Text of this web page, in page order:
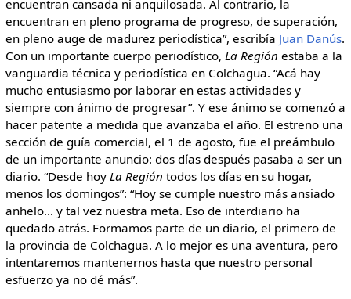
encuentran cansada ni anquilosada. Al contrario, la
encuentran en pleno programa de progreso, de superación,
en pleno auge de madurez periodística”, escribía Juan Danús.
Con un importante cuerpo periodístico, La Región estaba a la
vanguardia técnica y periodística en Colchagua. “Acá hay
mucho entusiasmo por laborar en estas actividades y
siempre con ánimo de progresar”. Y ese ánimo se comenzó a
hacer patente a medida que avanzaba el año. El estreno una
sección de guía comercial, el 1 de agosto, fue el preámbulo
de un importante anuncio: dos días después pasaba a ser un
diario. “Desde hoy La Región todos los días en su hogar,
menos los domingos”: “Hoy se cumple nuestro más ansiado
anhelo… y tal vez nuestra meta. Eso de interdiario ha
quedado atrás. Formamos parte de un diario, el primero de
la provincia de Colchagua. A lo mejor es una aventura, pero
intentaremos mantenernos hasta que nuestro personal
esfuerzo ya no dé más”.